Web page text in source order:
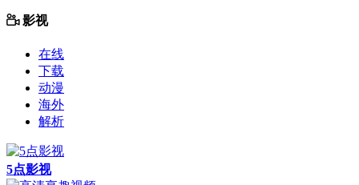
影视
在线
下载
动漫
海外
解析
5点影视